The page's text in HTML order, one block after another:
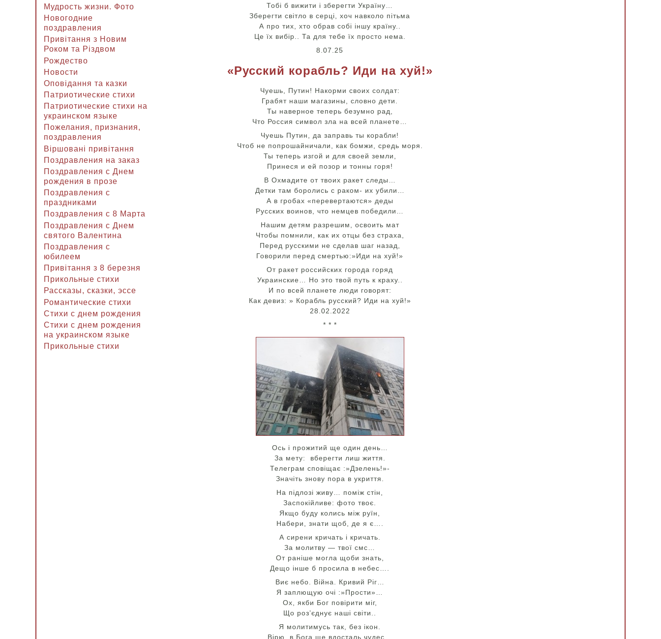
Мудрость жизни. Фото
Новогодние
поздравления
Привітання з Новим
Роком та Різдвом
Рождество
Новости
Оповідання та казки
Патриотические стихи
Патриотические стихи на
украинском языке
Пожелания, признания,
поздравления
Віршовані привітання
Поздравления на заказ
Поздравления с Днем
рождения в прозе
Поздравления с
праздниками
Поздравления с 8 Марта
Поздравления с Днем
святого Валентина
Поздравления с
юбилеем
Привітання з 8 березня
Прикольные стихи
Рассказы, сказки, эссе
Романтические стихи
Стихи с днем рождения
Стихи с днем рождения
на украинском языке
Прикольные стихи
Тобі б вижити і зберегти Україну…
Зберегти світло в серці, хоч навколо пітьма
А про тих, хто обрав собі іншу країну..
Це їх вибір.. Та для тебе їх просто нема.
8.07.25
«Русский корабль? Иди на хуй!»
Чуешь, Путин! Накорми своих солдат:
Грабят наши магазины, словно дети.
Ты наверное теперь безумно рад,
Что Россия символ зла на всей планете…
Чуешь Путин, да заправь ты корабли!
Чтоб не попрошайничали, как бомжи, средь моря.
Ты теперь изгой и для своей земли,
Принеся и ей позор и тонны горя!
В Охмадите от твоих ракет следы…
Детки там боролись с раком- их убили…
А в гробах «перевертаются» деды
Русских воинов, что немцев победили…
Нашим детям разрешим, освоить мат
Чтобы помнили, как их отцы без страха,
Перед русскими не сделав шаг назад,
Говорили перед смертью:»Иди на хуй!»
От ракет российских города горяд
Украинские… Но это твой путь к краху..
И по всей планете люди говорят:
Как девиз: » Корабль русский? Иди на хуй!»
28.02.2022
* * *
Ось і прожитий ще один день…
За мету: вберегти лиш життя.
Телеграм сповіщає :»Дзелень!»-
Значіть знову пора в укриття.
На підлозі живу… поміж стін,
Заспокійливе: фото твоє.
Якщо буду колись між руїн,
Набери, знати щоб, де я є….
А сирени кричать і кричать.
За молитву — твої смс…
От раніше могла щоби знать,
Дещо інше б просила в небес….
Виє небо. Війна. Кривий Ріг…
Я заплющую очі :»Прости»…
Ох, якби Бог повірити міг,
Що роз’єднує наші світи..
Я молитимусь так, без ікон.
Вірю, в Бога ще вдосталь чудес…